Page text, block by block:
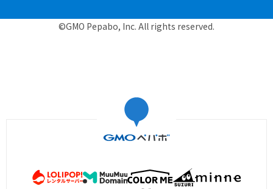
©GMO Pepabo, Inc. All rights reserved.